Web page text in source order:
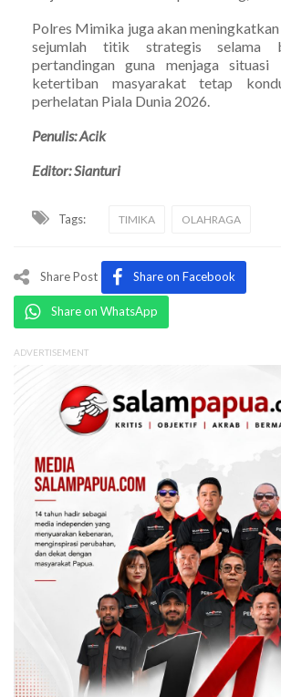
Polres Mimika juga akan meningkatkan
sejumlah titik strategis selama
pertandingan guna menjaga situasi
ketertiban masyarakat tetap
perhelatan Piala Dunia 2026.
Penulis: Acik
Editor: Sianturi
Tags: TIMIKA OLAHRAGA
Share Post Share on Facebook
Share on WhatsApp
ADVERTISEMENT